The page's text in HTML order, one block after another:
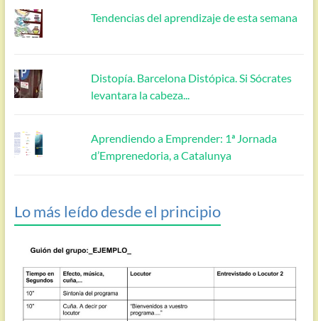
Tendencias del aprendizaje de esta semana
Distopía. Barcelona Distópica. Si Sócrates
levantara la cabeza...
Aprendiendo a Emprender: 1ª Jornada
d’Emprenedoria, a Catalunya
Lo más leído desde el principio